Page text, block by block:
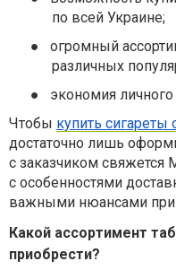
по всей Украине;
●
огромный
различных
●
экономия
Чтобы купить сигареты
достаточно лишь
с заказчиком свяжется
с особенностями
важными нюансами при
Какой ассортимент
приобрести?